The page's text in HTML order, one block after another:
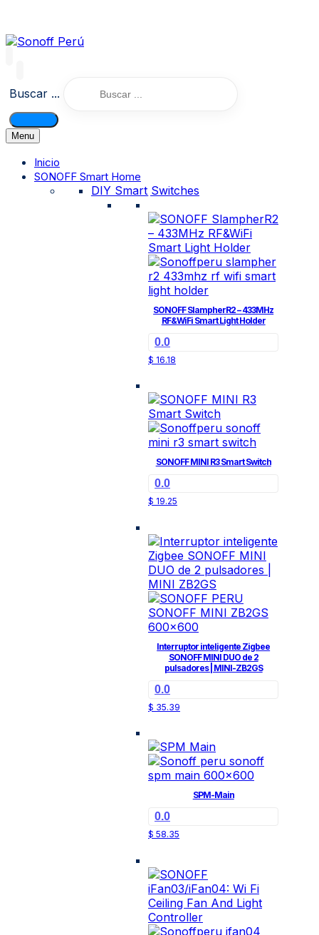
Buscar ...
Menu
Inicio
SONOFF Smart Home
DIY Smart Switches
SONOFF SlampherR2 – 433MHz
RF&WiFi Smart Light Holder
0.0
$ 16.18
SONOFF MINI R3 Smart Switch
0.0
$ 19.25
Interruptor inteligente Zigbee
SONOFF MINI DUO de 2
pulsadores | MINI-ZB2GS
0.0
$ 35.39
SPM-Main
0.0
$ 58.35